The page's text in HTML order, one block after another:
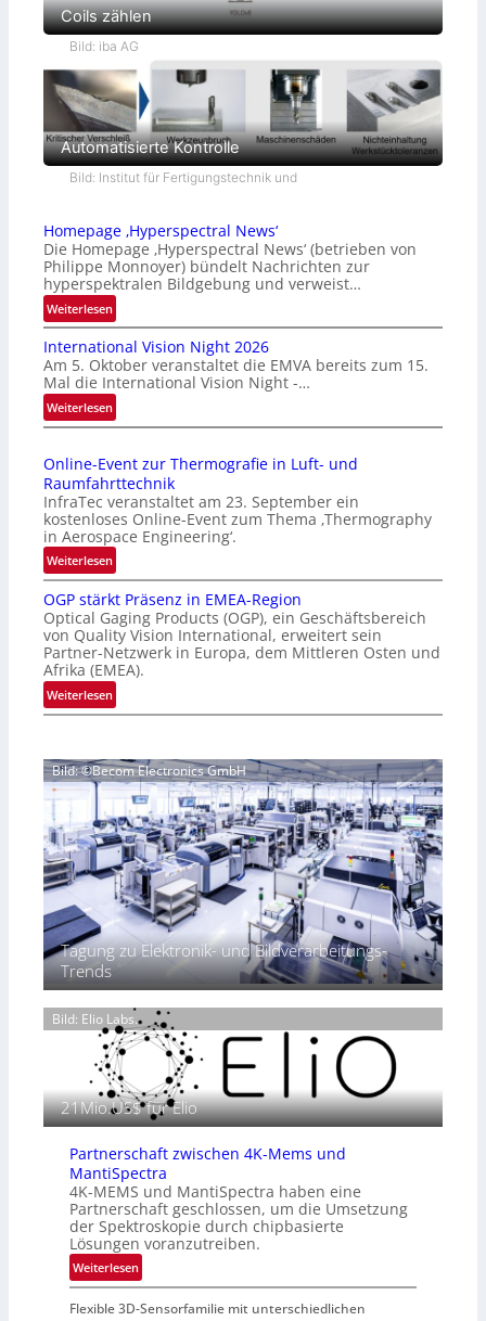
Coils zählen
Bild: iba AG
Automatisierte Kontrolle
Bild: Institut für Fertigungstechnik und
Homepage ‚Hyperspectral News‘
Die Homepage ‚Hyperspectral News‘ (betrieben von
Philippe Monnoyer) bündelt Nachrichten zur
hyperspektralen Bildgebung und verweist…
Weiterlesen:
H
o
m
e
p
a
e
‚
H
y
p
e
r
s
p
e
c
t
r
l
N
w
s
‘
International Vision Night 2026
Am 5. Oktober veranstaltet die EMVA bereits zum 15.
Mal die International Vision Night -…
Weiterlesen:
I
t
e
r
n
a
t
o
n
a
l
V
i
i
o
N
i
g
h
t
2
0
2
6
Online-Event zur Thermografie in Luft- und
Raumfahrttechnik
InfraTec veranstaltet am 23. September ein
kostenloses Online-Event zum Thema ‚Thermography
in Aerospace Engineering‘.
Weiterlesen:
O
n
l
i
n
e
-
e
n
z
u
r
T
h
r
m
o
g
r
a
f
i
e
n
L
u
f
t
-
u
OGP stärkt Präsenz in EMEA-Region
Optical Gaging Products (OGP), ein Geschäftsbereich
von Quality Vision International, erweitert sein
Partner-Netzwerk in Europa, dem Mittleren Osten und
Afrika (EMEA).
Weiterlesen:
O
s
ä
r
t
P
r
ä
s
z
i
n
E
M
E
-
R
e
g
i
o
n
Bild: ©Becom Electronics GmbH
Tagung zu Elektronik- und Bildverarbeitungs-
Trends
Bild: Elio Labs.
21Mio.US$ für Elio
Partnerschaft zwischen 4K-Mems und
MantiSpectra
4K-MEMS und MantiSpectra haben eine
Partnerschaft geschlossen, um die Umsetzung
der Spektroskopie durch chipbasierte
Lösungen voranzutreiben.
Weiterlesen:
P
a
Flexible 3D-Sensorfamilie mit unterschiedlichen